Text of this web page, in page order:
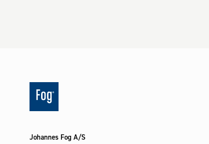
Johannes Fog A/S